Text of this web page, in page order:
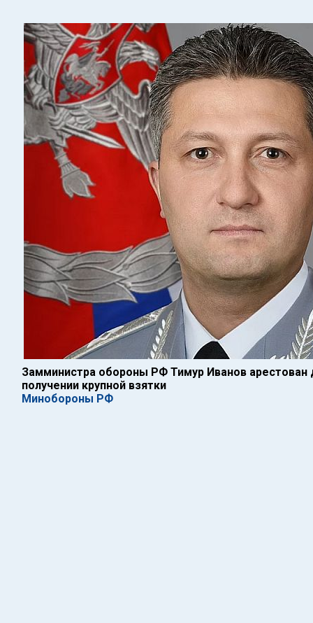
Замминистра обороны РФ Тимур Иванов арестован
получении крупной взятки
Минобороны РФ